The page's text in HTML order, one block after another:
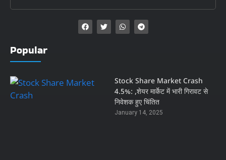
Popular
Stock Share Market Crash
4.5%: ,शेयर मार्केट में भारी गिरावट से
निवेशक हुए चिंतित
January 14, 2025